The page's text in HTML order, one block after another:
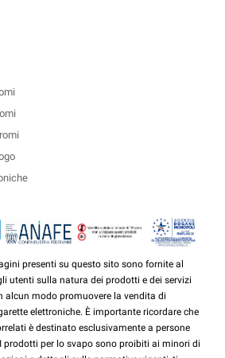
presenti su questo sito sono fornite al
utenti sulla natura dei prodotti e dei servizi
alcun modo promuovere la vendita di
elettroniche. È importante ricordare che
è destinato esclusivamente a persone
prodotti per lo svapo sono proibiti ai minori di